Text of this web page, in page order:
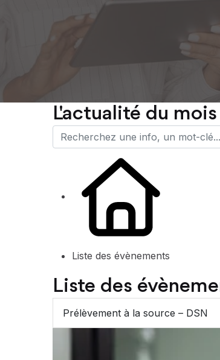
L'actualité du mois
Liste des évènements
Liste des
Prélèvement à la source – DSN